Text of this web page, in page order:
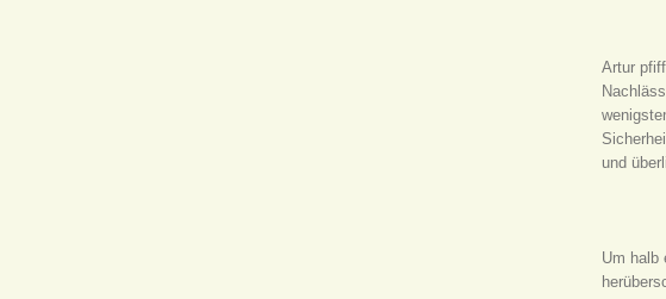
Artur
und
Um halb